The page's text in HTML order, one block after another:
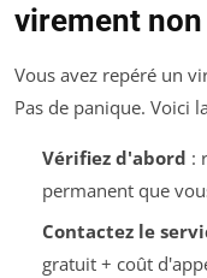
virement
Vous avez repéré un
Pas de panique. Voici
Vérifiez d'abord :
permanent que
Contactez le
gratuit + coût